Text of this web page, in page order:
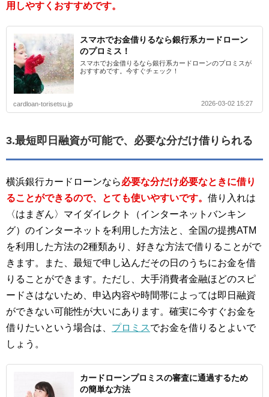
用しやすくおすすめです。
スマホでお金借りるなら銀行系カードローン
のプロミス！
スマホでお金借りるなら銀行系カードローンのプロミスが
おすすめです。今すぐチェック！
cardloan-torisetsu.jp 2026-03-02 15:27
3.最短即日融資が可能で、必要な分だけ借りられる
横浜銀行カードローンなら必要な分だけ必要なときに借り
ることができるので、とても使いやすいです。 借り入れは
〈はまぎん〉マイダイレクト（インターネットバンキン
グ）のインターネットを利用した方法と、全国の提携ATM
を利用した方法の2種類あり、好きな方法で借りることがで
きます。また、最短で申し込んだその日のうちにお金を借
りることができます。ただし、大手消費者金融ほどのスピ
ードさはないため、申込内容や時間帯によっては即日融資
ができない可能性が大いにあります。確実に今すぐお金を
借りたいという場合は、 プロミスでお金を借りるとよいで
しょう。
カードローンプロミスの審査に通過するため
の簡単な方法